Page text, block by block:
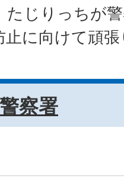
たじりっちが
止に向けて頑
察署